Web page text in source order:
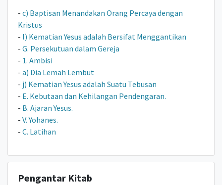
- c) Baptisan Menandakan Orang Percaya dengan
Kristus
- l) Kematian Yesus adalah Bersifat Menggantikan
- G. Persekutuan dalam Gereja
- 1. Ambisi
- a) Dia Lemah Lembut
- j) Kematian Yesus adalah Suatu Tebusan
- E. Kebutaan dan Kehilangan Pendengaran.
- B. Ajaran Yesus.
- V. Yohanes.
- C. Latihan
Pengantar Kitab